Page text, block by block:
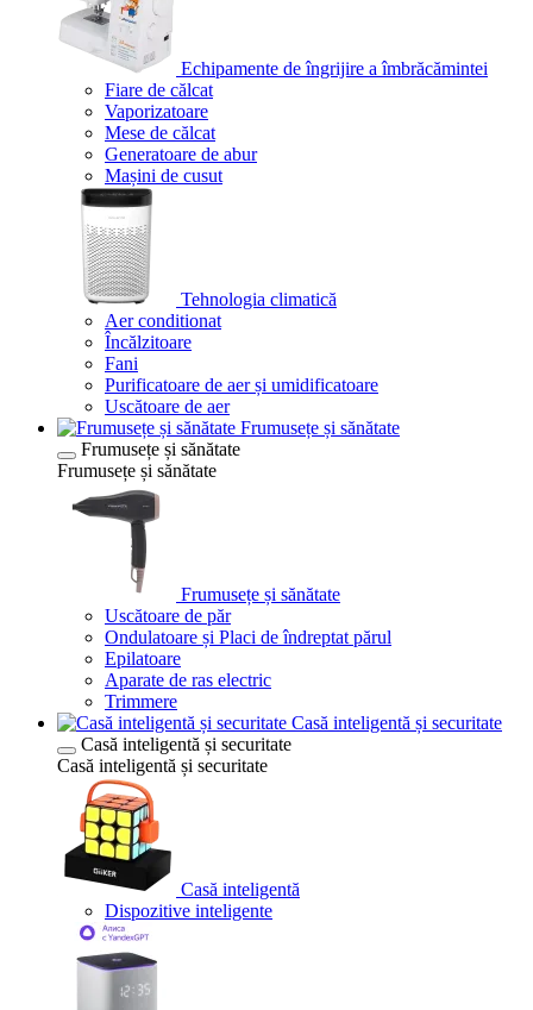
Echipamente de îngrijire a îmbrăcămintei
Fiare de călcat
Vaporizatoare
Mese de călcat
Generatoare de abur
Mașini de cusut
Tehnologia climatică
Aer conditionat
Încălzitoare
Fani
Purificatoare de aer și umidificatoare
Uscătoare de aer
Frumusețe și sănătate
Frumusețe și sănătate
Frumusețe și sănătate
Frumusețe și sănătate
Uscătoare de păr
Ondulatoare și Placi de îndreptat părul
Epilatoare
Aparate de ras electric
Trimmere
Casă inteligentă și securitate
Casă inteligentă și securitate
Casă inteligentă și securitate
Casă inteligentă
Dispozitive inteligente